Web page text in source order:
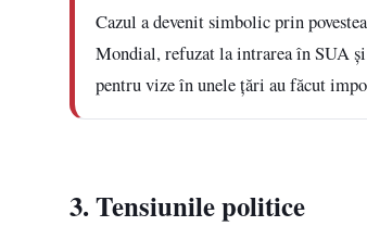
Cazul a devenit simbolic prin
Mondial, refuzat la intrarea în SUA
pentru vize în unele țări au făcut
3. Tensiunile politice